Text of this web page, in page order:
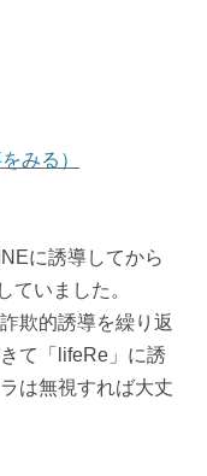
みる）
に誘導してから
ていました。
欺的誘導を繰り返
て「lifeRe」に誘
は無視すれば大丈